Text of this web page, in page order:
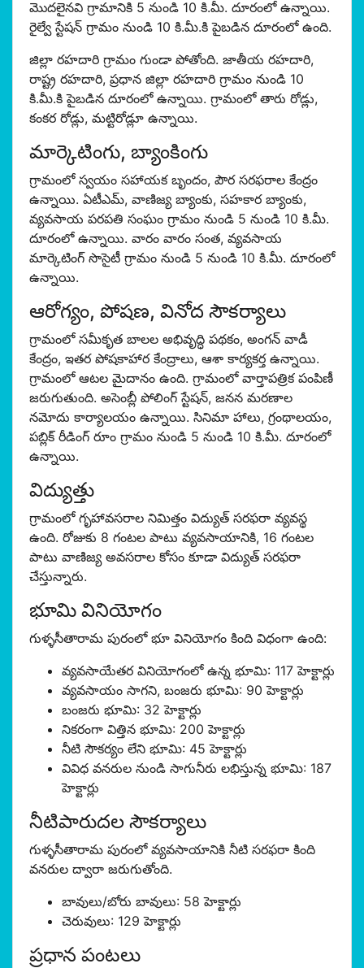
మొదలైనవి గ్రామానికి 5 నుండి 10 కి.మీ. దూరంలో ఉన్నాయి.
రైల్వే స్టేషన్ గ్రామం నుండి 10 కి.మీ.కి పైబడిన దూరంలో ఉంది.
జిల్లా రహదారి గ్రామం గుండా పోతోంది. జాతీయ రహదారి,
రాష్ట్ర రహదారి, ప్రధాన జిల్లా రహదారి గ్రామం నుండి 10
కి.మీ.కి పైబడిన దూరంలో ఉన్నాయి. గ్రామంలో తారు రోడ్లు,
కంకర రోడ్లు, మట్టిరోడ్లూ ఉన్నాయి.
మార్కెటింగు, బ్యాంకింగు
గ్రామంలో స్వయం సహాయక బృందం, పౌర సరఫరాల కేంద్రం
ఉన్నాయి. ఏటీఎమ్, వాణిజ్య బ్యాంకు, సహకార బ్యాంకు,
వ్యవసాయ పరపతి సంఘం గ్రామం నుండి 5 నుండి 10 కి.మీ.
దూరంలో ఉన్నాయి. వారం వారం సంత, వ్యవసాయ
మార్కెటింగ్ సొసైటీ గ్రామం నుండి 5 నుండి 10 కి.మీ. దూరంలో
ఉన్నాయి.
ఆరోగ్యం, పోషణ, వినోద సౌకర్యాలు
గ్రామంలో సమీకృత బాలల అభివృద్ధి పథకం, అంగన్ వాడీ
కేంద్రం, ఇతర పోషకాహార కేంద్రాలు, ఆశా కార్యకర్త ఉన్నాయి.
గ్రామంలో ఆటల మైదానం ఉంది. గ్రామంలో వార్తాపత్రిక పంపిణీ
జరుగుతుంది. అసెంబ్లీ పోలింగ్ స్టేషన్, జనన మరణాల
నమోదు కార్యాలయం ఉన్నాయి. సినిమా హాలు, గ్రంథాలయం,
పబ్లిక్ రీడింగ్ రూం గ్రామం నుండి 5 నుండి 10 కి.మీ. దూరంలో
ఉన్నాయి.
విద్యుత్తు
గ్రామంలో గృహావసరాల నిమిత్తం విద్యుత్ సరఫరా వ్యవస్థ
ఉంది. రోజుకు 8 గంటల పాటు వ్యవసాయానికి, 16 గంటల
పాటు వాణిజ్య అవసరాల కోసం కూడా విద్యుత్ సరఫరా
చేస్తున్నారు.
భూమి వినియోగం
గుళ్ళసీతారామ పురంలో భూ వినియోగం కింది విధంగా ఉంది:
వ్యవసాయేతర వినియోగంలో ఉన్న భూమి: 117 హెక్టార్లు
వ్యవసాయం సాగని, బంజరు భూమి: 90 హెక్టార్లు
బంజరు భూమి: 32 హెక్టార్లు
నికరంగా విత్తిన భూమి: 200 హెక్టార్లు
నీటి సౌకర్యం లేని భూమి: 45 హెక్టార్లు
వివిధ వనరుల నుండి సాగునీరు లభిస్తున్న భూమి: 187
హెక్టార్లు
నీటిపారుదల సౌకర్యాలు
గుళ్ళసీతారామ పురంలో వ్యవసాయానికి నీటి సరఫరా కింది
వనరుల ద్వారా జరుగుతోంది.
బావులు/బోరు బావులు: 58 హెక్టార్లు
చెరువులు: 129 హెక్టార్లు
ప్రధాన పంటలు